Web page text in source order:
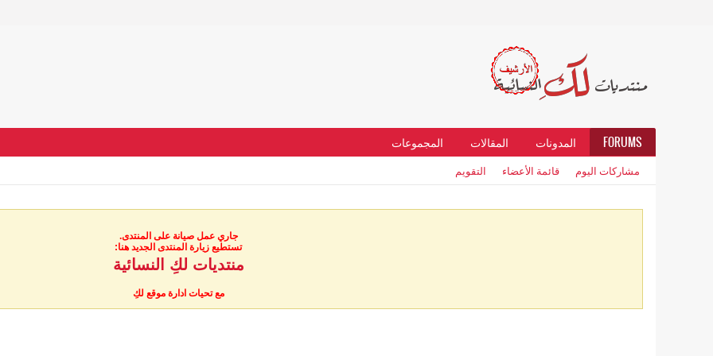
FORUMS المدونات المقالات المجموعات
مشاركات اليوم قائمة الأعضاء التقويم
جاري عمل صيانة على المنتدى.
تستطيع زيارة المنتدى الجديد هنا:
منتديات لكِ النسائية
مع تحيات ادارة موقع لكِ